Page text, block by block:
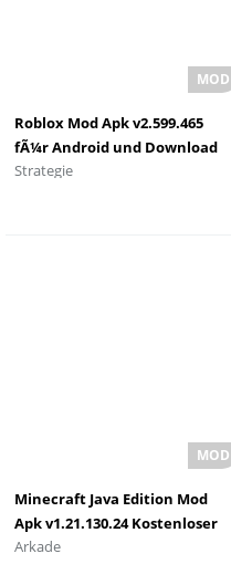
Roblox Mod Apk v2.599.465
fÃ¼r Android und Download
Strategie
Minecraft Java Edition Mod
Apk v1.21.130.24 Kostenloser
Download
Arkade